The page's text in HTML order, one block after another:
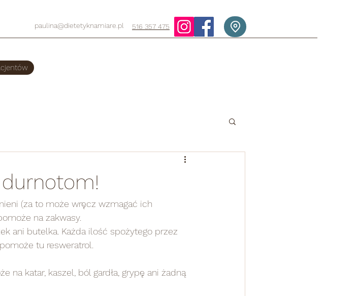
paulina@dietetyknamiare.pl 516 357 475
na zakwasy.
ani butelka. Każda ilość spożytego przez
tu resweratrol.